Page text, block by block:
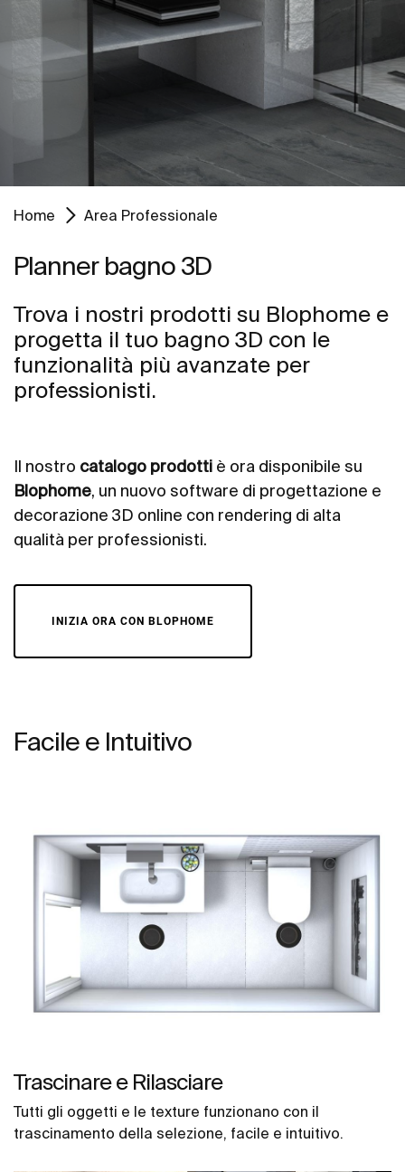
Home Area Professionale
Planner bagno 3D
Trova i nostri prodotti su Blophome e
progetta il tuo bagno 3D con le
funzionalità più avanzate per
professionisti.
Il nostro catalogo prodotti è ora disponibile su
Blophome, un nuovo software di progettazione e
decorazione 3D online con rendering di alta
qualità per professionisti.
INIZIA ORA CON BLOPHOME
Facile e Intuitivo
Trascinare e Rilasciare
Tutti gli oggetti e le texture funzionano con il
trascinamento della selezione, facile e intuitivo.